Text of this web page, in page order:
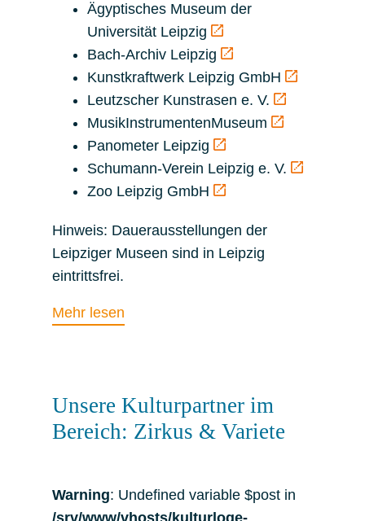
Ägyptisches Museum der
Universität Leipzig
Bach-Archiv Leipzig
Kunstkraftwerk Leipzig GmbH
Leutzscher Kunstrasen e. V.
MusikInstrumentenMuseum
Panometer Leipzig
Schumann-Verein Leipzig e. V.
Zoo Leipzig GmbH
Hinweis: Dauerausstellungen der
Leipziger Museen sind in Leipzig
eintrittsfrei.
Mehr lesen
Unsere Kulturpartner im
Bereich: Zirkus & Variete
Warning: Undefined variable $post in